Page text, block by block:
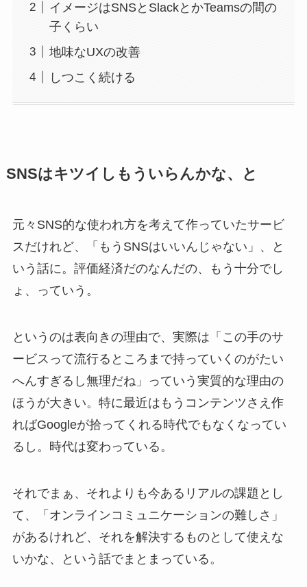
イメージはSNSとSlackとかTeamsの間の
子くらい
地味なUXの改善
しつこく続ける
SNSはキツイしもういらんかな、と
元々SNS的な使われ方を考えて作っていたサービ
スだけれど、「もうSNSはいいんじゃない」、と
いう話に。評価経済だのなんだの、もう十分でし
ょ、っていう。
というのは表向きの理由で、実際は「この手のサ
ービスって流行るところまで持っていくのがたい
へんすぎるし無理だね」っていう実質的な理由の
ほうが大きい。特に最近はもうコンテンツさえ作
ればGoogleが拾ってくれる時代でもなくなってい
るし。時代は変わっている。
それでまぁ、それよりも今あるリアルの課題とし
て、「オンラインコミュニケーションの難しさ」
があるけれど、それを解決するものとして使えな
いかな、という話でまとまっている。